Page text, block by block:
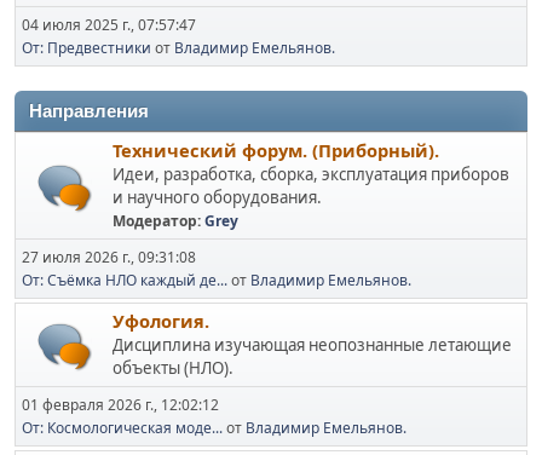
04 июля 2025 г., 07:57:47
От: Предвестники от Владимир Емельянов.
Направления
Технический форум. (Приборный).
Идеи, разработка, сборка, эксплуатация приборов
и научного оборудования.
Модератор:Grey
27 июля 2026 г., 09:31:08
От: Съёмка НЛО каждый де...от Владимир Емельянов.
Уфология.
Дисциплина изучающая неопознанные летающие
объекты (НЛО).
01 февраля 2026 г., 12:02:12
От: Космологическая моде...от Владимир Емельянов.